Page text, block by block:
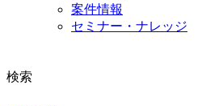
案件情報
セミナー・ナレッジ
検索